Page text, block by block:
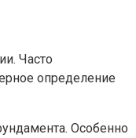
Часто
определение
Особенно